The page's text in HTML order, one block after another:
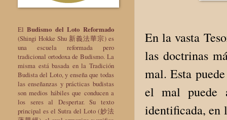
En la vasta
las doctrinas
mal. Esta
el mal puede
identificada, en
ElBudismo del Loto Reformado
(Shingi Hokke Shu 新義法華宗) es
una escuela reformada pero
tradicional ortodoxa de Budismo. La
misma está basada en la Tradición
Budista del Loto, y enseña que todas
las enseñanzas y prácticas budistas
son medios hábiles que conducen a
los seres al Despertar. Su texto
principal es el Sutra del Loto (妙法